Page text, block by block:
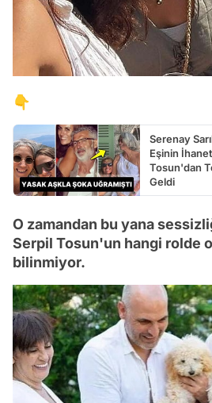
👇
Serenay
Eşinin
Tosun'dan
Geldi
O zamandan bu yana
Serpil Tosun'un hangi rolde
bilinmiyor.